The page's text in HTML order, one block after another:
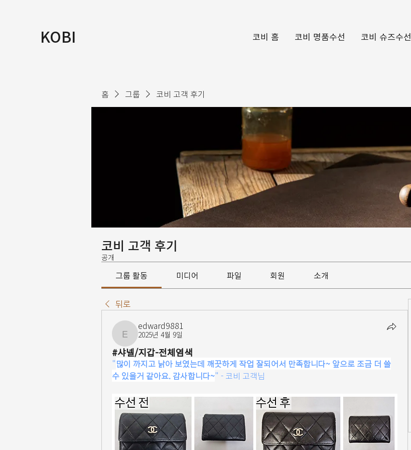
KOBI 코비 홈 코비 명품수선 코비 슈즈수선
홈 그룹 코비 고객 후기
코비 고객 후기
공개
그룹 활동 미디어 파일 회원 소개
뒤로
edward9881
edward9881
2025년 4월 9일
#샤넬/지갑-전체염색
"많이 까지고 낡아 보였는데 깨끗하게 작업 잘되어서 만족합니다~ 앞으로 조금 더 쓸
수 있을거 같아요. 감사합니다~" - 코비 고객님